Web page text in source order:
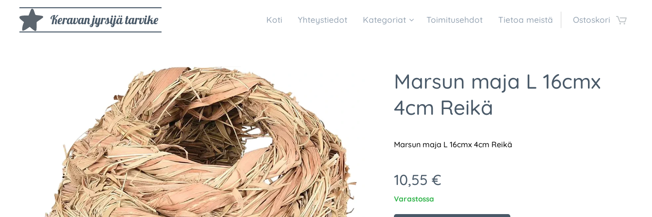
Keravan jyrsijä tarvike Koti Yhteystiedot Kategoriat Toimitusehdot Tietoa meistä Ostoskori
Marsun maja L 16cmx
4cm Reikä
Marsun maja L 16cmx 4cm Reikä
10,55 €
Varastossa